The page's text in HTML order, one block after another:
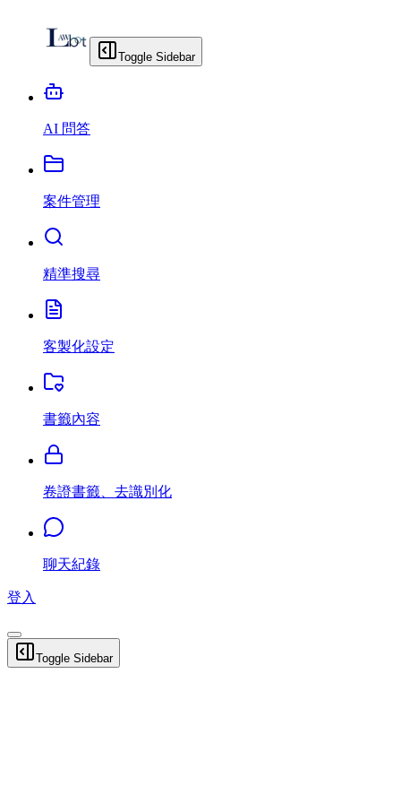
Toggle Sidebar
AI 問答
案件管理
精準搜尋
客製化設定
書籤內容
卷證書籤、去識別化
聊天紀錄
登入
Toggle Sidebar